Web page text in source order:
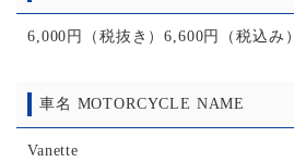
6,000円（税抜き）6,600円（税込み）
車名 MOTORCYCLE NAME
Vanette